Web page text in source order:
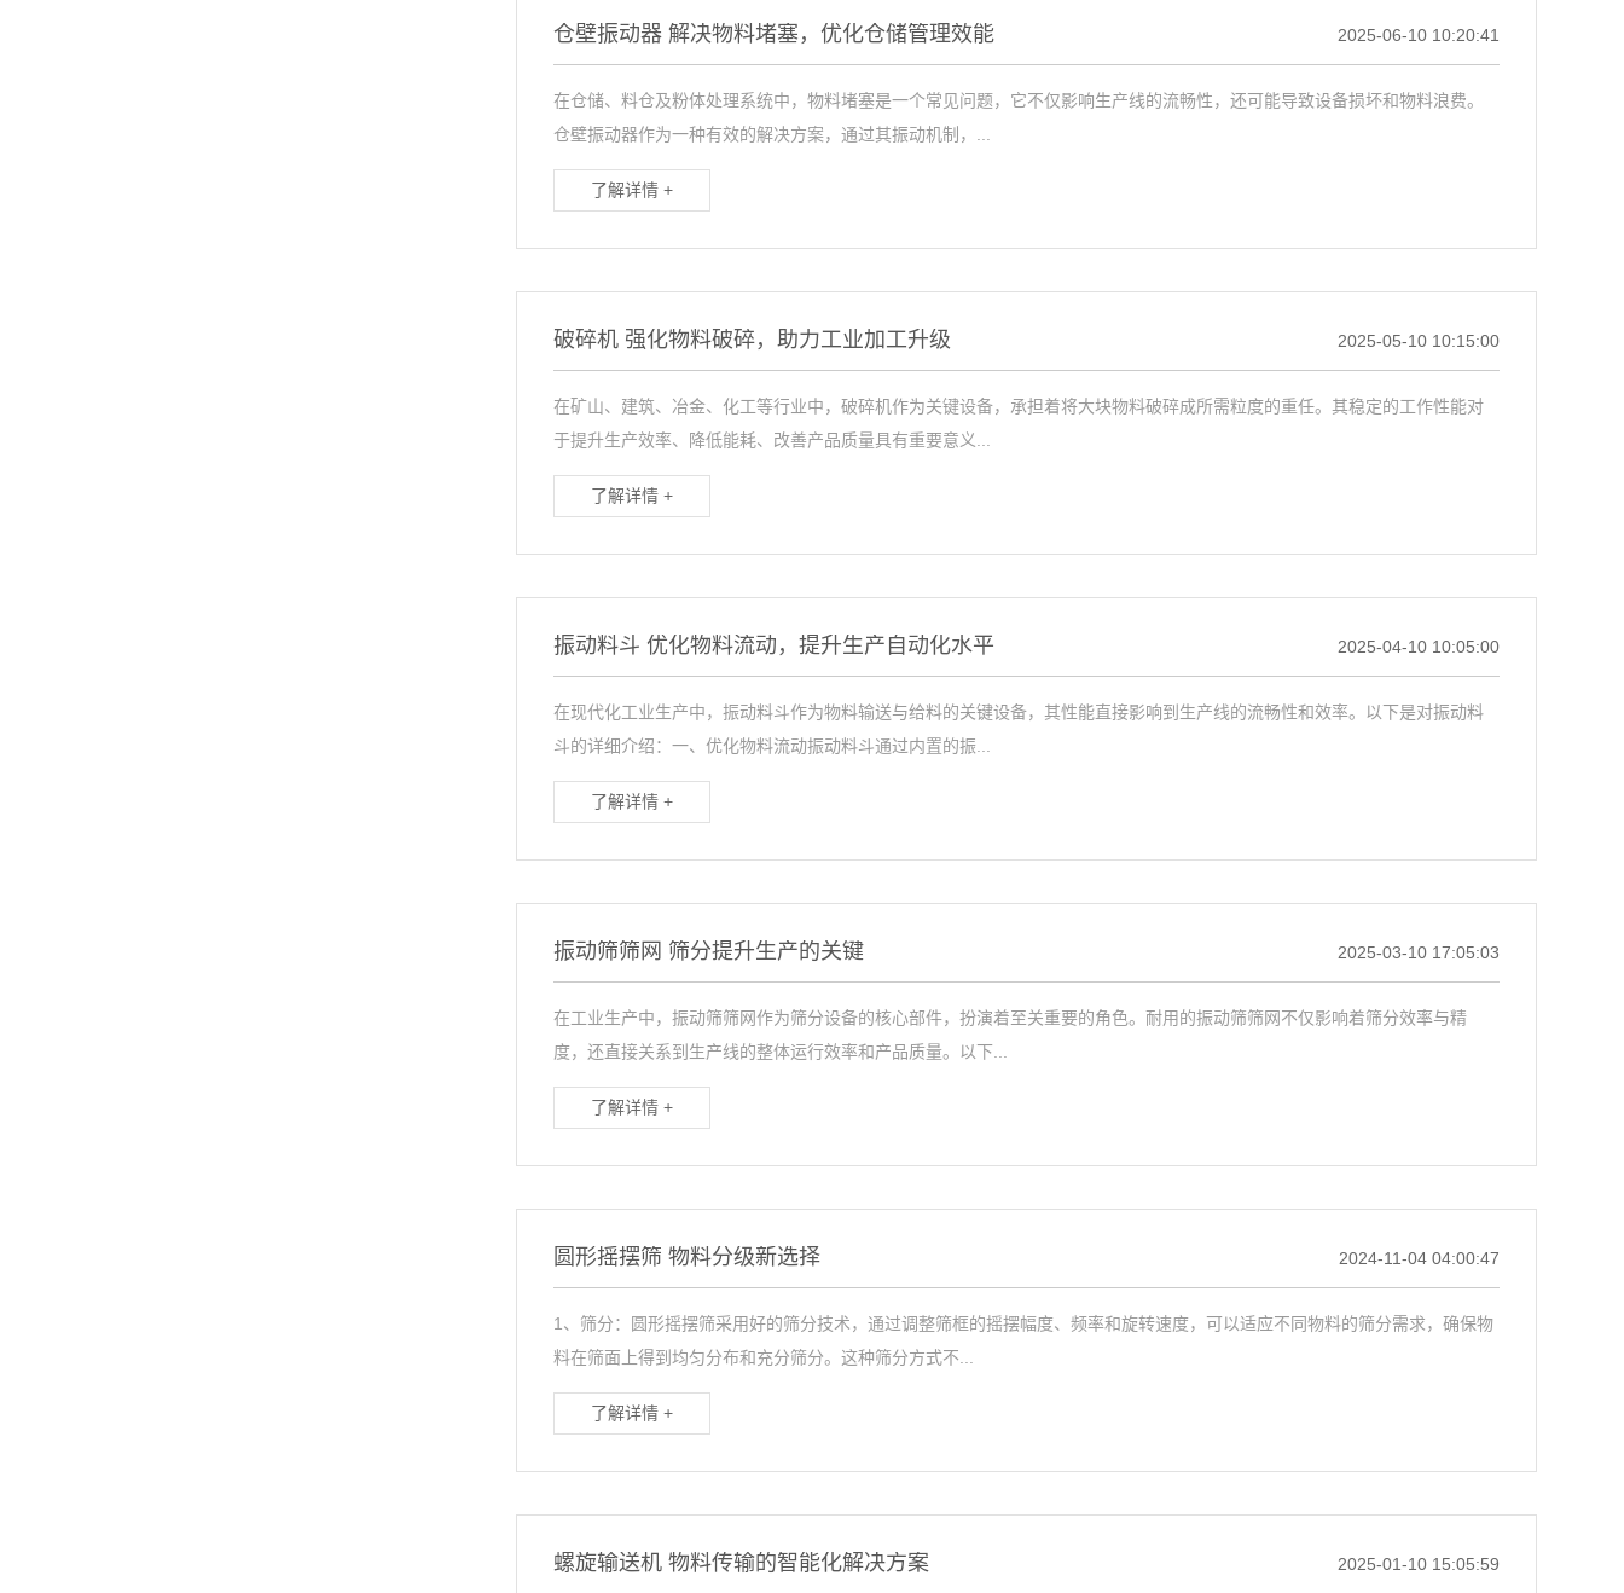
仓壁振动器 解决物料堵塞，优化仓储管理效能 2025-06-10 10:20:41
在仓储、料仓及粉体处理系统中，物料堵塞是一个常见问题，它不仅影响生产线的流畅性，还可能导致设备损坏和物料浪费。
仓壁振动器作为一种有效的解决方案，通过其振动机制，...
了解详情 +
破碎机 强化物料破碎，助力工业加工升级 2025-05-10 10:15:00
在矿山、建筑、冶金、化工等行业中，破碎机作为关键设备，承担着将大块物料破碎成所需粒度的重任。其稳定的工作性能对
于提升生产效率、降低能耗、改善产品质量具有重要意义...
了解详情 +
振动料斗 优化物料流动，提升生产自动化水平 2025-04-10 10:05:00
在现代化工业生产中，振动料斗作为物料输送与给料的关键设备，其性能直接影响到生产线的流畅性和效率。以下是对振动料
斗的详细介绍：一、优化物料流动振动料斗通过内置的振...
了解详情 +
振动筛筛网 筛分提升生产的关键 2025-03-10 17:05:03
在工业生产中，振动筛筛网作为筛分设备的核心部件，扮演着至关重要的角色。耐用的振动筛筛网不仅影响着筛分效率与精
度，还直接关系到生产线的整体运行效率和产品质量。以下...
了解详情 +
圆形摇摆筛 物料分级新选择 2024-11-04 04:00:47
1、筛分：圆形摇摆筛采用好的筛分技术，通过调整筛框的摇摆幅度、频率和旋转速度，可以适应不同物料的筛分需求，确保物
料在筛面上得到均匀分布和充分筛分。这种筛分方式不...
了解详情 +
螺旋输送机 物料传输的智能化解决方案 2025-01-10 15:05:59